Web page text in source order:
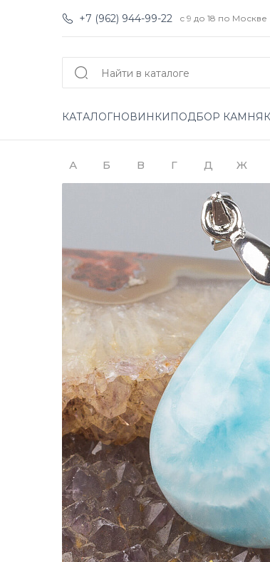
+7 (962) 944-99-22 с 9 до 18 по Москве
КАТАЛОГНОВИНКИ ПОДБОР КАМНЯ
А Б В Г Д Ж